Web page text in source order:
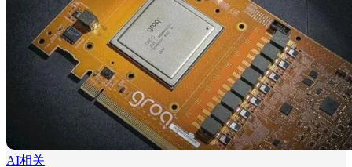
AI相关